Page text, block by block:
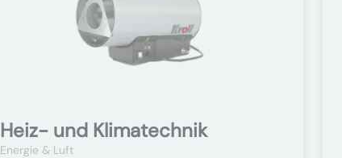
Heiz- und Klimatechnik
Energie & Luft